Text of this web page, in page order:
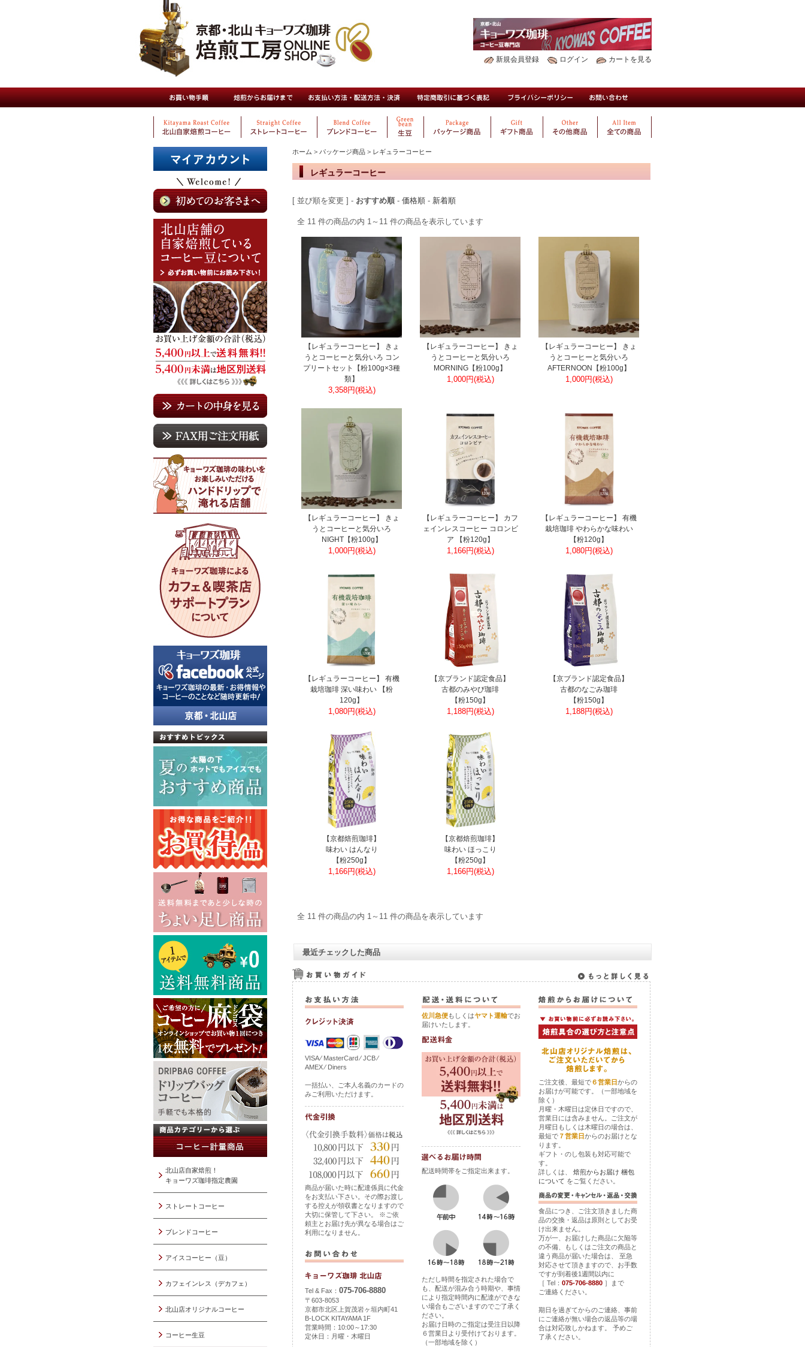
新規会員登録 ログイン カートを見る
ホーム > パッケージ商品 > レギュラーコーヒー
レギュラーコーヒー
[ 並び順を変更 ] - おすすめ順 - 価格順 - 新着順
全 11 件の商品の内 1～11 件の商品を表示しています
【レギュラーコーヒー】 きょ
うとコーヒーと気分いろ コン
プリートセット【粉100g×3種
類】
3,358円(税込)
【レギュラーコーヒー】 きょ
うとコーヒーと気分いろ
MORNING【粉100g】
1,000円(税込)
【レギュラーコーヒー】 きょ
うとコーヒーと気分いろ
AFTERNOON【粉100g】
1,000円(税込)
【レギュラーコーヒー】 きょ
うとコーヒーと気分いろ
NIGHT【粉100g】
1,000円(税込)
【レギュラーコーヒー】 カフ
ェインレスコーヒー コロンビ
ア 【粉120g】
1,166円(税込)
【レギュラーコーヒー】 有機
栽培珈琲 やわらかな味わい
【粉120g】
1,080円(税込)
【レギュラーコーヒー】 有機
栽培珈琲 深い味わい 【粉
120g】
1,080円(税込)
【京ブランド認定食品】
古都のみやび珈琲
【粉150g】
1,188円(税込)
【京ブランド認定食品】
古都のなごみ珈琲
【粉150g】
1,188円(税込)
【京都焙煎珈琲】
味わい はんなり
【粉250g】
1,166円(税込)
【京都焙煎珈琲】
味わい ほっこり
【粉250g】
1,166円(税込)
全 11 件の商品の内 1～11 件の商品を表示しています
最近チェックした商品
VISA ⁄ MasterCard ⁄ JCB ⁄
AMEX ⁄ Diners
一括払い、ご本人名義のカードの
みご利用いただけます。
商品が届いた時に配達係員に代金
をお支払い下さい。その際お渡し
する控えが領収書となりますので
大切に保管して下さい。 ※ご依
頼主とお届け先が異なる場合はご
利用になりません。
Tel & Fax： 075-706-8880
〒603-8053
京都市北区上賀茂岩ヶ垣内町41
B-LOCK KITAYAMA 1F
営業時間：10:00～17:30
定休日：月曜・木曜日
佐川急便もしくはヤマト運輸でお
届けいたします。
配送時間帯をご指定出来ます。
ただし時間を指定された場合で
も、配送が混み合う時期や、事情
により指定時間内に配達ができな
い場合もございますのでご了承く
ださい。
お届け日時のご指定は受注日以降
６営業日より受付けております。
（一部地域を除く）
ご注文後、最短で６営業日からの
お届けが可能です。（一部地域を
除く）
月曜・木曜日は定休日ですので、
営業日には含みません。ご注文が
月曜日もしくは木曜日の場合は、
最短で ７営業日からのお届けとな
ります。
ギフト・のし包装も対応可能で
す。
詳しくは、 焙煎からお届け 梱包
について をご覧ください。
食品につき、ご注文頂きました商
品の交換・返品は原則としてお受
け出来ません。
万が一、お届けした商品に欠陥等
の不備、もしくはご注文の商品と
違う商品が届いた場合は、 至急
対応させて頂きますので、お手数
ですが到着後1週間以内に
［ Tel： 075-706-8880 ］まで
ご連絡ください。
期日を過ぎてからのご連絡、事前
にご連絡が無い場合の返品等の場
合は対応致しかねます。 予めご
了承ください。
北山店自家焙煎！
キョーワズ珈琲指定農園
ストレートコーヒー
ブレンドコーヒー
アイスコーヒー（豆）
カフェインレス（デカフェ）
北山店オリジナルコーヒー
コーヒー生豆